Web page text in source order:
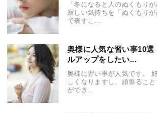
「冬になると人のぬくもり
寂しい気持ちを「ぬくもり
で表すこ...
奥様に人気な習い事10選
ルアップをしたい...
奥様に習い事が人気です。
しくなりますし、頑張るこ
ができ...